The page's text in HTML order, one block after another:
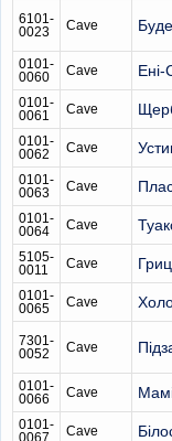
6101-
0023
Cave
0101-
0060
Cave Ені-
0101-
0061
Cave
0101-
0062
Cave
0101-
0063
Cave
0101-
0064
Cave
5105-
0011
Cave
0101-
0065
Cave
7301-
0052
Cave
0101-
0066
Cave
0101-
0067
Cave